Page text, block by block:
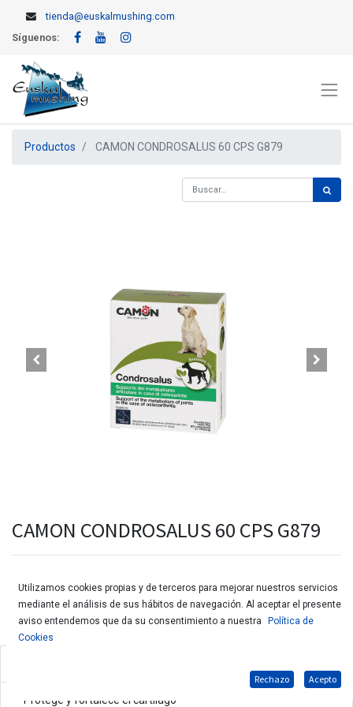
tienda@euskalmushing.com
Síguenos:
Productos CAMON CONDROSALUS 60 CPS G879
CAMON CONDROSALUS 60 CPS G879
• Protege y fortalece el cartílago
Utilizamos cookies propias y de terceros para mejorar nuestros servicios
mediante el análisis de sus hábitos de navegación. Al aceptar el presente
aviso entendemos que da su consentimiento a nuestra
Política de
Cookies
Rechazo Acepto